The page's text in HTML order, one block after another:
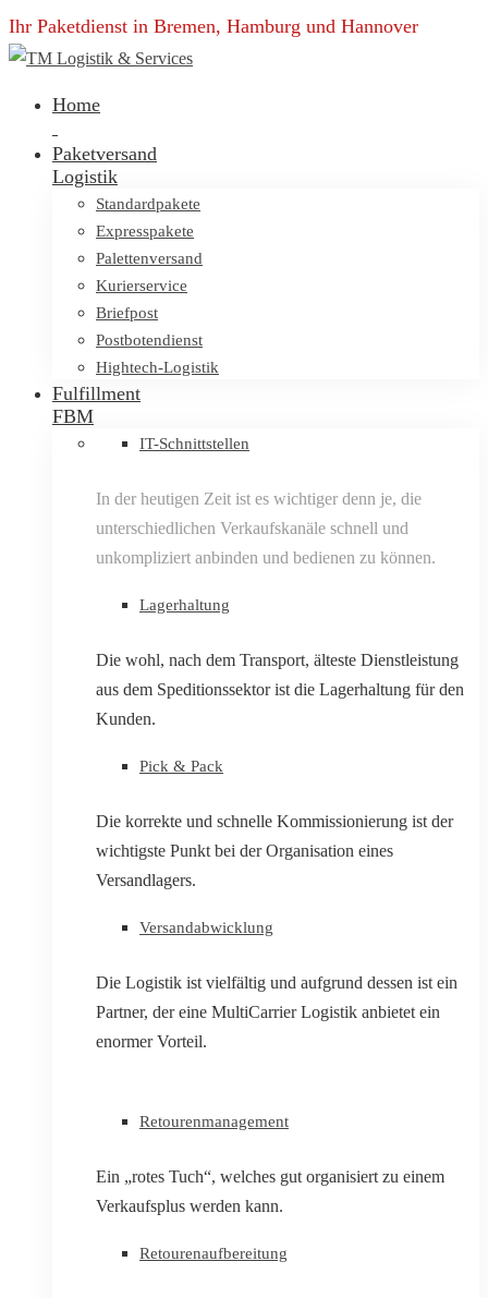
Ihr Paketdienst in Bremen, Hamburg und Hannover
Home
Paketversand
Logistik
Standardpakete
Expresspakete
Palettenversand
Kurierservice
Briefpost
Postbotendienst
Hightech-Logistik
Fulfillment
FBM
IT-Schnittstellen
In der heutigen Zeit ist es wichtiger denn je, die
unterschiedlichen Verkaufskanäle schnell und
unkompliziert anbinden und bedienen zu können.
Lagerhaltung
Die wohl, nach dem Transport, älteste Dienstleistung
aus dem Speditionssektor ist die Lagerhaltung für den
Kunden.
Pick & Pack
Die korrekte und schnelle Kommissionierung ist der
wichtigste Punkt bei der Organisation eines
Versandlagers.
Versandabwicklung
Die Logistik ist vielfältig und aufgrund dessen ist ein
Partner, der eine MultiCarrier Logistik anbietet ein
enormer Vorteil.
Retourenmanagement
Ein „rotes Tuch“, welches gut organisiert zu einem
Verkaufsplus werden kann.
Retourenaufbereitung